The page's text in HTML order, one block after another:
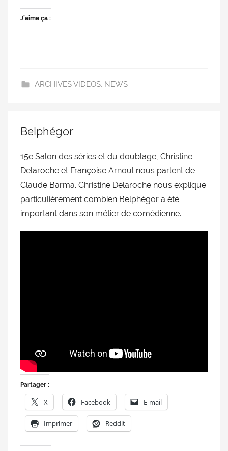
J’aime ça :
ARCHIVES VIDEOS, NEWS
Belphégor
15e Salon des séries et du doublage, Christine
Delaroche et Françoise Arnoul nous parlent de
Claude Barma. Christine Delaroche nous explique
particulièrement combien Belphégor a été
important dans son métier de comédienne.
Partager :
X Facebook E-mail
Imprimer Reddit